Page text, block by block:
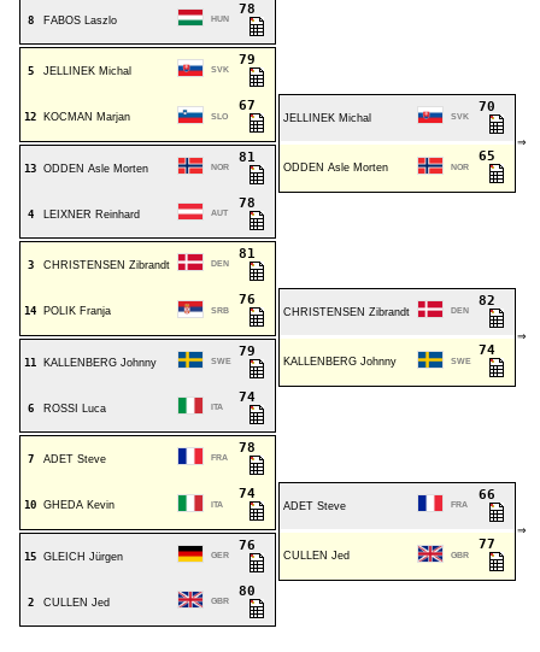
8 FABOS Laszlo HUN
78
5 JELLINEK Michal SVK
79
12 KOCMAN Marjan SLO
67
JELLINEK Michal SVK
70
⇒
13 ODDEN Asle Morten NOR
81
ODDEN Asle Morten NOR
65
4 LEIXNER Reinhard AUT
78
3 CHRISTENSEN Zibrandt DEN
81
14 POLIK Franja SRB
76
CHRISTENSEN Zibrandt DEN
82
⇒
11 KALLENBERG Johnny SWE
79
KALLENBERG Johnny SWE
74
6 ROSSI Luca ITA
74
7 ADET Steve FRA
78
10 GHEDA Kevin ITA
74
ADET Steve FRA
66
⇒
15 GLEICH Jürgen GER
76
CULLEN Jed GBR
77
2 CULLEN Jed GBR
80